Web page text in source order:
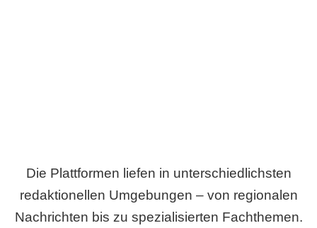
Die Plattformen liefen in unterschiedlichsten
redaktionellen Umgebungen – von regionalen
Nachrichten bis zu spezialisierten Fachthemen.